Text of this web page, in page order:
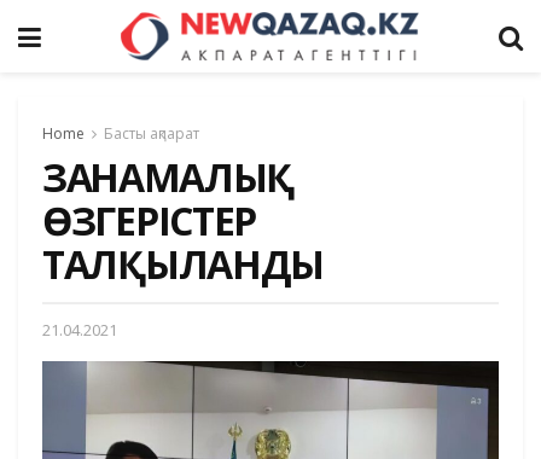
Home Басты ақпарат
ЗАҢНАМАЛЫҚ
ӨЗГЕРІСТЕР
ТАЛҚЫЛАНДЫ
21.04.2021